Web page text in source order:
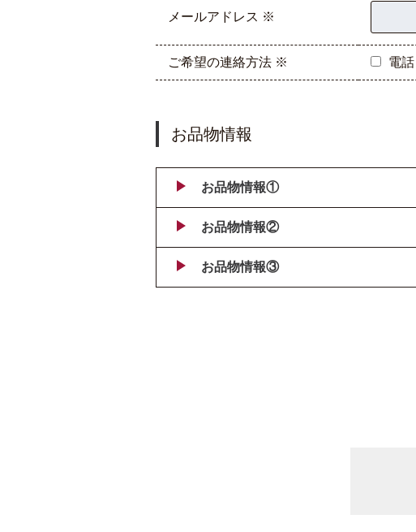
メールアドレス ※
ご希望の連絡方法 ※ 電話
お品物情報
お品物情報①
お品物情報②
お品物情報③